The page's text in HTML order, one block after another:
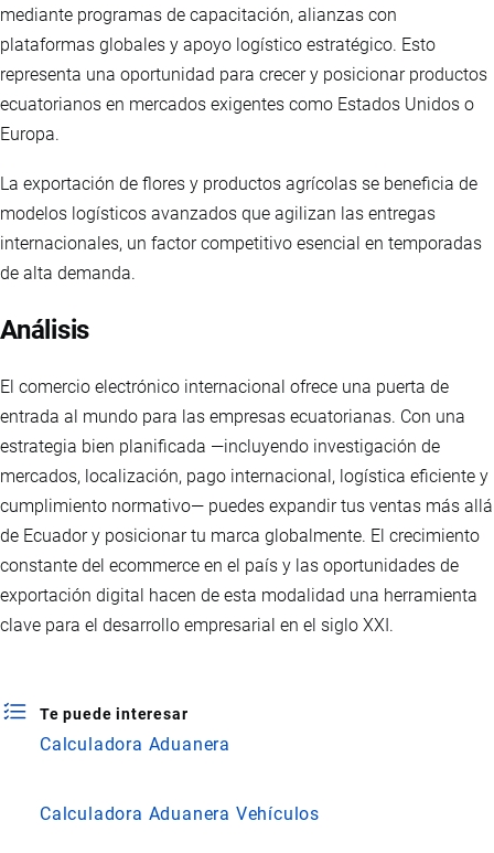
mediante programas de capacitación, alianzas con
plataformas globales y apoyo logístico estratégico. Esto
representa una oportunidad para crecer y posicionar productos
ecuatorianos en mercados exigentes como Estados Unidos o
Europa.
La exportación de flores y productos agrícolas se beneficia de
modelos logísticos avanzados que agilizan las entregas
internacionales, un factor competitivo esencial en temporadas
de alta demanda.
Análisis
El comercio electrónico internacional ofrece una puerta de
entrada al mundo para las empresas ecuatorianas. Con una
estrategia bien planificada —incluyendo investigación de
mercados, localización, pago internacional, logística eficiente y
cumplimiento normativo— puedes expandir tus ventas más allá
de Ecuador y posicionar tu marca globalmente. El crecimiento
constante del ecommerce en el país y las oportunidades de
exportación digital hacen de esta modalidad una herramienta
clave para el desarrollo empresarial en el siglo XXI.
Te puede interesar
Calculadora Aduanera
Calculadora Aduanera Vehículos